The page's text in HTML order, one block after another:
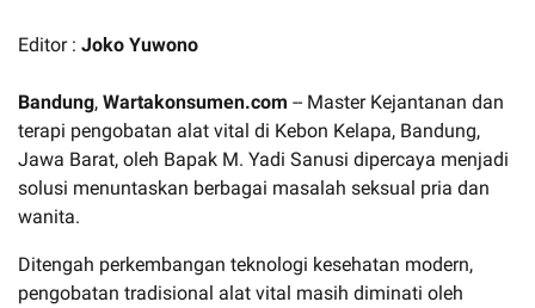
Editor : Joko Yuwono
Bandung, Wartakonsumen.com -- Master Kejantanan dan
terapi pengobatan alat vital di Kebon Kelapa, Bandung,
Jawa Barat, oleh Bapak M. Yadi Sanusi dipercaya menjadi
solusi menuntaskan berbagai masalah seksual pria dan
wanita.
Ditengah perkembangan teknologi kesehatan modern,
pengobatan tradisional alat vital masih diminati oleh